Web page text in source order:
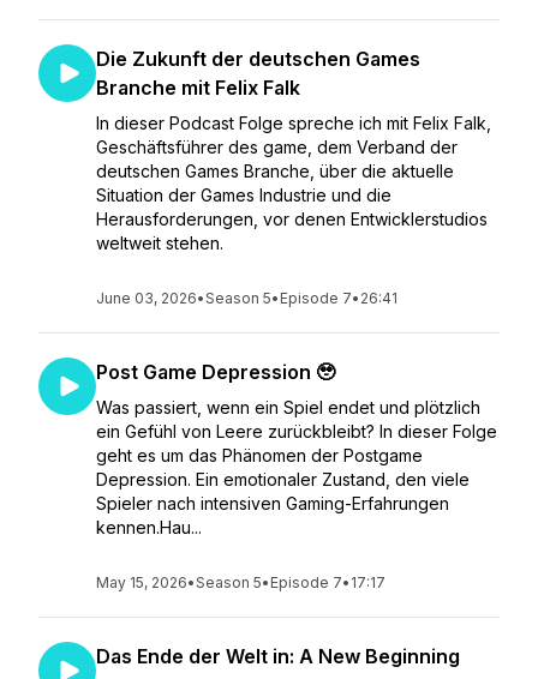
Die Zukunft der deutschen Games
Branche mit Felix Falk
In dieser Podcast Folge spreche ich mit Felix Falk,
Geschäftsführer des game, dem Verband der
deutschen Games Branche, über die aktuelle
Situation der Games Industrie und die
Herausforderungen, vor denen Entwicklerstudios
weltweit stehen.
June 03, 2026•Season 5• Episode 7• 26:41
Post Game Depression 🥹
Was passiert, wenn ein Spiel endet und plötzlich
ein Gefühl von Leere zurückbleibt? In dieser Folge
geht es um das Phänomen der Postgame
Depression. Ein emotionaler Zustand, den viele
Spieler nach intensiven Gaming-Erfahrungen
kennen.Hau...
May 15, 2026•Season 5• Episode 7• 17:17
Das Ende der Welt in: A New Beginning